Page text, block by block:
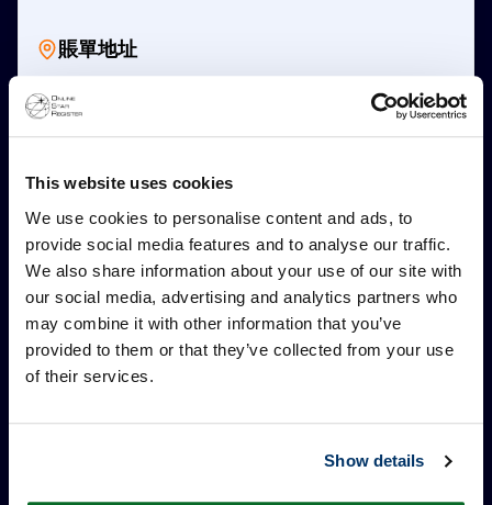
This website uses cookies
We use cookies to personalise content and ads, to
provide social media features and to analyse our traffic.
We also share information about your use of our site with
our social media, advertising and analytics partners who
may combine it with other information that you’ve
provided to them or that they’ve collected from your use
of their services.
Show details
賬單地址
全名
這是公司地址
地址第 1 行*
地址第 2 行（可選）
郵政編碼*